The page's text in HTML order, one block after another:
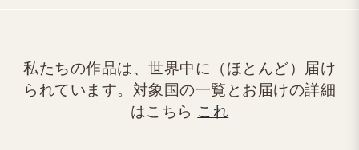
私たちの作品は、世界中に（ほとんど）届け
られています。対象国の一覧とお届けの詳細
はこちら これ